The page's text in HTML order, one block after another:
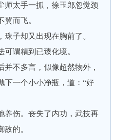
太手一抓，徐玉郎忽觉颈
而飞。
子却又出现在胸前了。
谓精到已臻化境。
不多言，似像超然物外，
下一个小小净瓶，道：“好
伤。丧失了内功，武技再
的。